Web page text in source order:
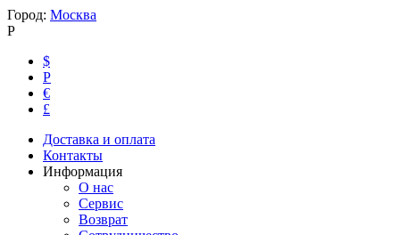
Город: Москва
Р
$
Р
€
£
Доставка и оплата
Контакты
Информация
О нас
Сервис
Возврат